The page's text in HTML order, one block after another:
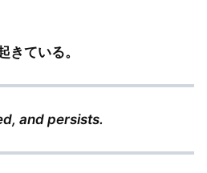
きている。
and persists.